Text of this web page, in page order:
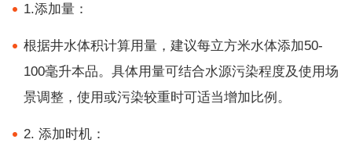
1.添加量：
根据井水体积计算用量，建议每立方米水体添加50-
100毫升本品。具体用量可结合水源污染程度及使用场
景调整，使用或污染较重时可适当增加比例。
2. 添加时机：